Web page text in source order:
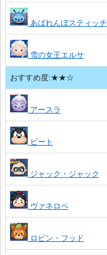
あばれんぼスティッチ
雪の女王エルサ
おすすめ度:★★☆
アースラ
ピート
ジャック・ジャック
ヴァネロペ
ロビン・フッド